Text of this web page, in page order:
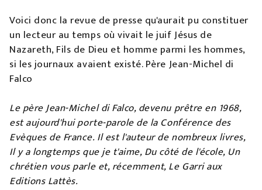
Voici donc la revue de presse qu'aurait pu constituer
un lecteur au temps où vivait le juif Jésus de
Nazareth, Fils de Dieu et homme parmi les hommes,
si les journaux avaient existé. Père Jean-Michel di
Falco
Le père Jean-Michel di Falco, devenu prêtre en 1968,
est aujourd'hui porte-parole de la Conférence des
Evèques de France. Il est l'auteur de nombreux livres,
Il y a longtemps que je t'aime, Du côté de l'école, Un
chrétien vous parle et, récemment, Le Garri aux
Editions Lattès.